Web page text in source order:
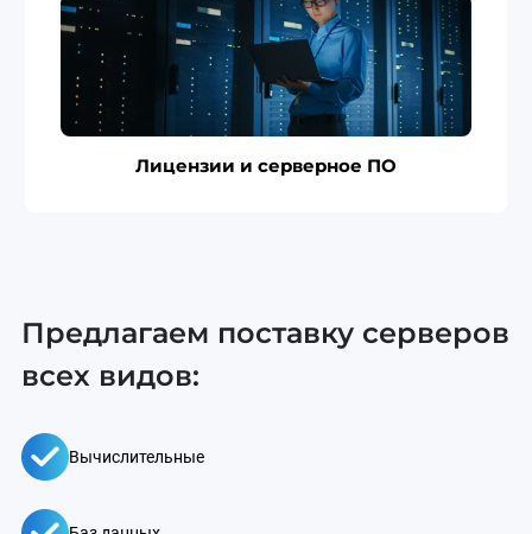
Лицензии и серверное ПО
Предлагаем поставку серверов
всех видов:
Вычислительные